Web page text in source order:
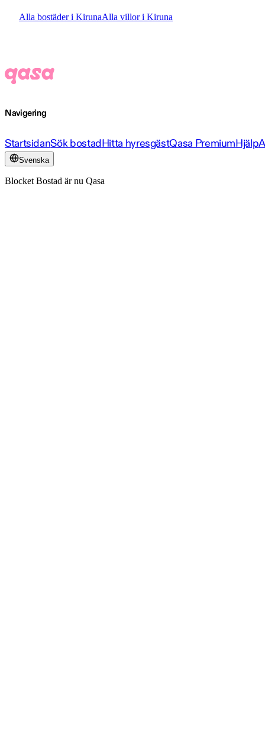
Alla bostäder i KirunaAlla villor i Kiruna
Navigering
StartsidanSök bostadHitta hyresgästQasa PremiumHjälp
Svenska
Blocket Bostad är nu Qasa